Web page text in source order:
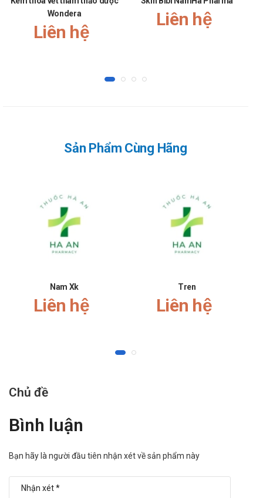
Wondera
Liên hệ
Liên hệ
Sản Phẩm Cùng Hãng
Nam Xk
Liên hệ
Tren
Liên hệ
Chủ đề
Bình luận
Bạn hãy là người đầu tiên nhận xét về sản phẩm này